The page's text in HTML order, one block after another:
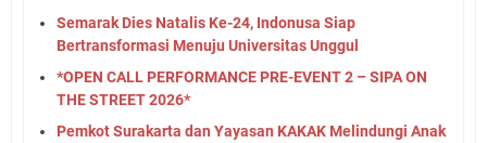
Semarak Dies Natalis Ke-24, Indonusa Siap
Bertransformasi Menuju Universitas Unggul
*OPEN CALL PERFORMANCE PRE-EVENT 2 – SIPA ON
THE STREET 2026*
Pemkot Surakarta dan Yayasan KAKAK Melindungi Anak